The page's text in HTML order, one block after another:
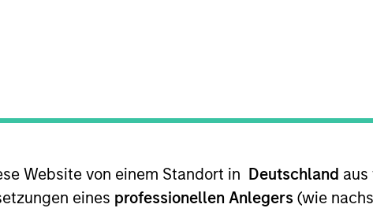
Website von einem Standort in Deutschland
eines professionellen Anlegers (wie
Morgan Stanley and a portfolio manager on the Eaton
construction and risk management for Eaton